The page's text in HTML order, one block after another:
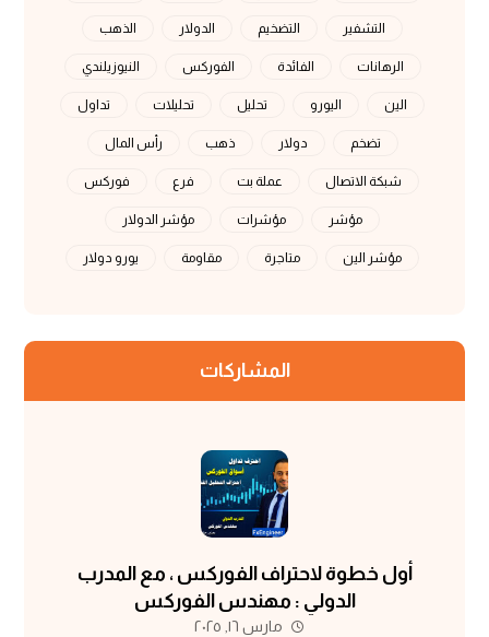
التشفير التضخيم الدولار الذهب
الرهانات الفائدة الفوركس النيوزيلندي
الين اليورو تحليل تحليلات تداول
تضخم دولار ذهب رأس المال
شبكة الاتصال عملة بت فرع فوركس
مؤشر مؤشرات مؤشر الدولار
مؤشر الين متاجرة مقاومة يورو دولار
المشاركات
أول خطوة لاحتراف الفوركس ، مع المدرب
الدولي : مهندس الفوركس
مارس ١٦, ٢٠٢٥